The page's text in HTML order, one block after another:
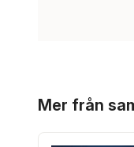
Mer från